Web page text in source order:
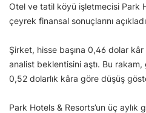
Otel ve tatil köyü işletmecisi Park
çeyrek finansal sonuçlarını
Şirket, hisse başına 0,46 dolar
analist beklentisini aştı. Bu rakam,
0,52 dolarlık kâra göre düşüş
Park Hotels & Resorts’un üç